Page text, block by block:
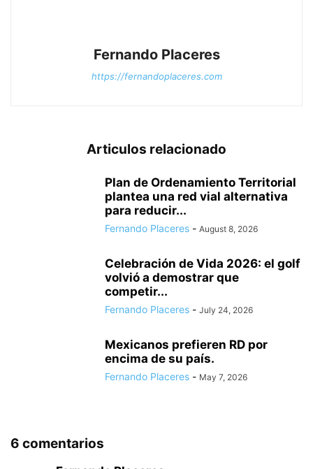
Fernando Placeres
https://fernandoplaceres.com
Articulos relacionado
Plan de Ordenamiento Territorial
plantea una red vial alternativa
para reducir...
Fernando Placeres - August 8, 2026
Celebración de Vida 2026: el golf
volvió a demostrar que
competir...
Fernando Placeres - July 24, 2026
Mexicanos prefieren RD por
encima de su país.
Fernando Placeres - May 7, 2026
6 comentarios